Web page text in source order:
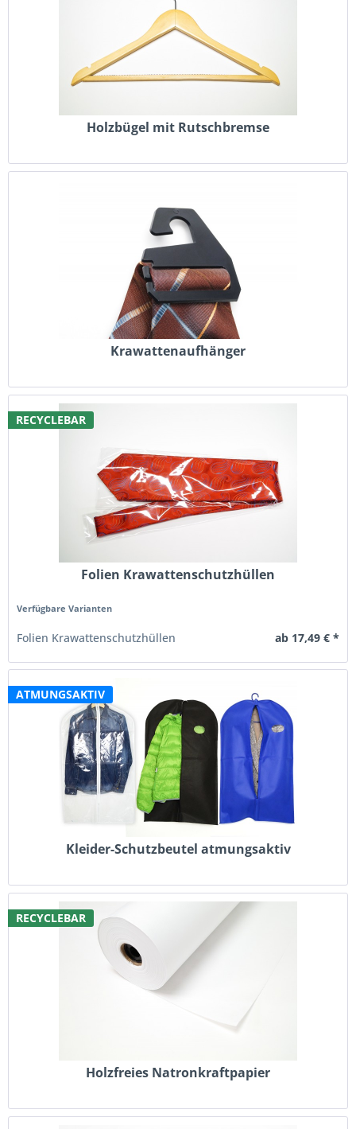
Holzbügel mit Rutschbremse
Krawattenaufhänger
RECYCLEBAR
Folien Krawattenschutzhüllen
Verfügbare Varianten
Folien Krawattenschutzhüllen ab 17,49 € *
ATMUNGSAKTIV
Kleider-Schutzbeutel atmungsaktiv
RECYCLEBAR
Holzfreies Natronkraftpapier